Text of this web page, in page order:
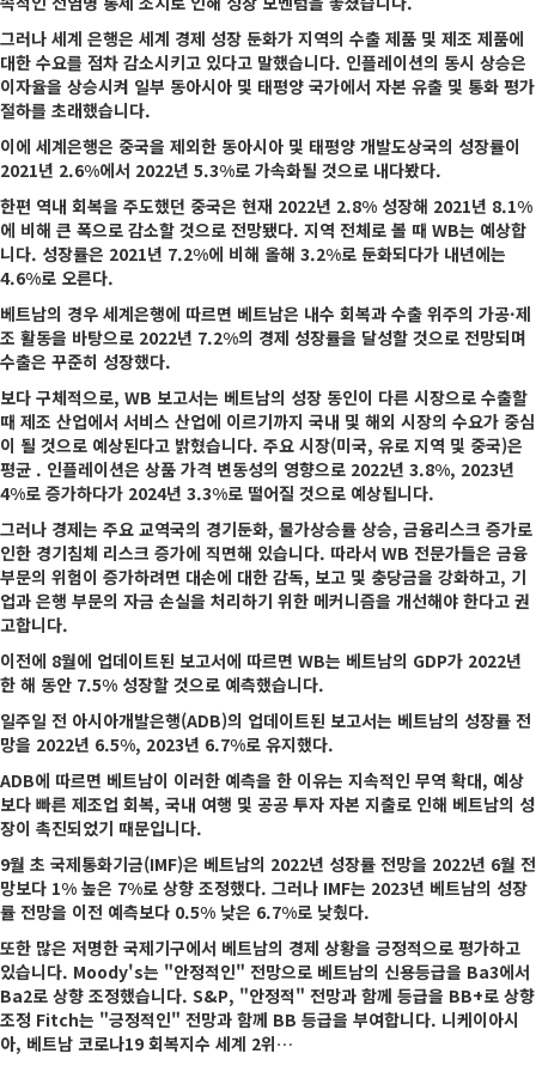
그러나 세계 은행은 세계 경제 성장 둔화가 지역의 수출 제품 및 제조 제품에
대한 수요를 점차 감소시키고 있다고 말했습니다. 인플레이션의 동시 상승은
이자율을 상승시켜 일부 동아시아 및 태평양 국가에서 자본 유출 및 통화 평가
절하를 초래했습니다.
이에 세계은행은 중국을 제외한 동아시아 및 태평양 개발도상국의 성장률이
2021년 2.6%에서 2022년 5.3%로 가속화될 것으로 내다봤다.
한편 역내 회복을 주도했던 중국은 현재 2022년 2.8% 성장해 2021년 8.1%
에 비해 큰 폭으로 감소할 것으로 전망됐다. 지역 전체로 볼 때 WB는 예상합
니다. 성장률은 2021년 7.2%에 비해 올해 3.2%로 둔화되다가 내년에는
4.6%로 오른다.
베트남의 경우 세계은행에 따르면 베트남은 내수 회복과 수출 위주의 가공·제
조 활동을 바탕으로 2022년 7.2%의 경제 성장률을 달성할 것으로 전망되며
수출은 꾸준히 성장했다.
보다 구체적으로, WB 보고서는 베트남의 성장 동인이 다른 시장으로 수출할
때 제조 산업에서 서비스 산업에 이르기까지 국내 및 해외 시장의 수요가 중심
이 될 것으로 예상된다고 밝혔습니다. 주요 시장(미국, 유로 지역 및 중국)은
평균 . 인플레이션은 상품 가격 변동성의 영향으로 2022년 3.8%, 2023년
4%로 증가하다가 2024년 3.3%로 떨어질 것으로 예상됩니다.
그러나 경제는 주요 교역국의 경기둔화, 물가상승률 상승, 금융리스크 증가로
인한 경기침체 리스크 증가에 직면해 있습니다. 따라서 WB 전문가들은 금융
부문의 위험이 증가하려면 대손에 대한 감독, 보고 및 충당금을 강화하고, 기
업과 은행 부문의 자금 손실을 처리하기 위한 메커니즘을 개선해야 한다고 권
고합니다.
이전에 8월에 업데이트된 보고서에 따르면 WB는 베트남의 GDP가 2022년
한 해 동안 7.5% 성장할 것으로 예측했습니다.
일주일 전 아시아개발은행(ADB)의 업데이트된 보고서는 베트남의 성장률 전
망을 2022년 6.5%, 2023년 6.7%로 유지했다.
ADB에 따르면 베트남이 이러한 예측을 한 이유는 지속적인 무역 확대, 예상
보다 빠른 제조업 회복, 국내 여행 및 공공 투자 자본 지출로 인해 베트남의 성
장이 촉진되었기 때문입니다.
9월 초 국제통화기금(IMF)은 베트남의 2022년 성장률 전망을 2022년 6월 전
망보다 1% 높은 7%로 상향 조정했다. 그러나 IMF는 2023년 베트남의 성장
률 전망을 이전 예측보다 0.5% 낮은 6.7%로 낮췄다.
또한 많은 저명한 국제기구에서 베트남의 경제 상황을 긍정적으로 평가하고
있습니다. Moody's는 "안정적인" 전망으로 베트남의 신용등급을 Ba3에서
Ba2로 상향 조정했습니다. S&P, "안정적" 전망과 함께 등급을 BB+로 상향
조정 Fitch는 "긍정적인" 전망과 함께 BB 등급을 부여합니다. 니케이아시
아, 베트남 코로나19 회복지수 세계 2위…